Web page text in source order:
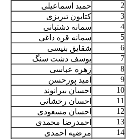
2
حمید اسماعیلی
3
کتایون تبریزی
4
سمانه دشتبانی
5
سمانه قره داغی
6
شقایق بنیسی
7
یوسف دشت سنگ
8
زهره عباسی
9
امید پورحسن
10
احسان بیرانوند
11
احسان رخشانی
12
احسان مسعودی
13
احمدرضا محمدی
14
مرضیه احمدی